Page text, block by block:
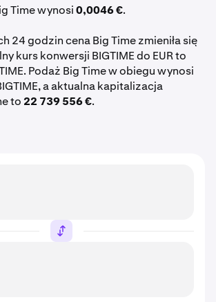
Time wynosi0,0046 €.
24 godzin cena Big Time zmieniła się
kurs konwersji BIGTIME do EUR to
Podaż Big Time w obiegu wynosi
a aktualna kapitalizacja
to 22 739 556 €.